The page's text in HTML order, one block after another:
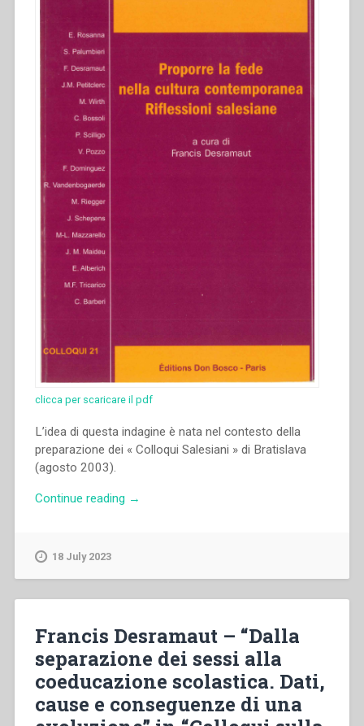
clicca per scaricare il pdf
L’idea di questa indagine è nata nel contesto della
preparazione dei « Colloqui Salesiani » di Bratislava
(agosto 2003).
Continue reading “Jacques
dalla
prospettiva
dei
nelle
→
18 July 2023
Francis Desramaut – “Dalla
separazione dei sessi alla
coeducazione scolastica. Dati,
cause e conseguenze di una